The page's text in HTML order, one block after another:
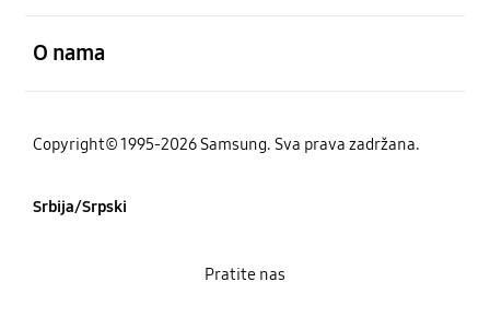
O nama
Copyright© 1995-2026 Samsung. Sva prava zadržana.
Srbija/Srpski
Pratite nas